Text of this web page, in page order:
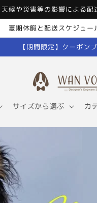
天候や災害等の影響による配
夏期休暇と配送スケジュー
【期間限定】クーポン
サイズから選ぶ カ